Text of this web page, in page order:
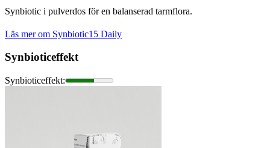
Synbiotic i pulverdos för en balanserad tarmflora.
Läs mer om Synbiotic15 Daily
Synbioticeffekt
Synbioticeffekt: